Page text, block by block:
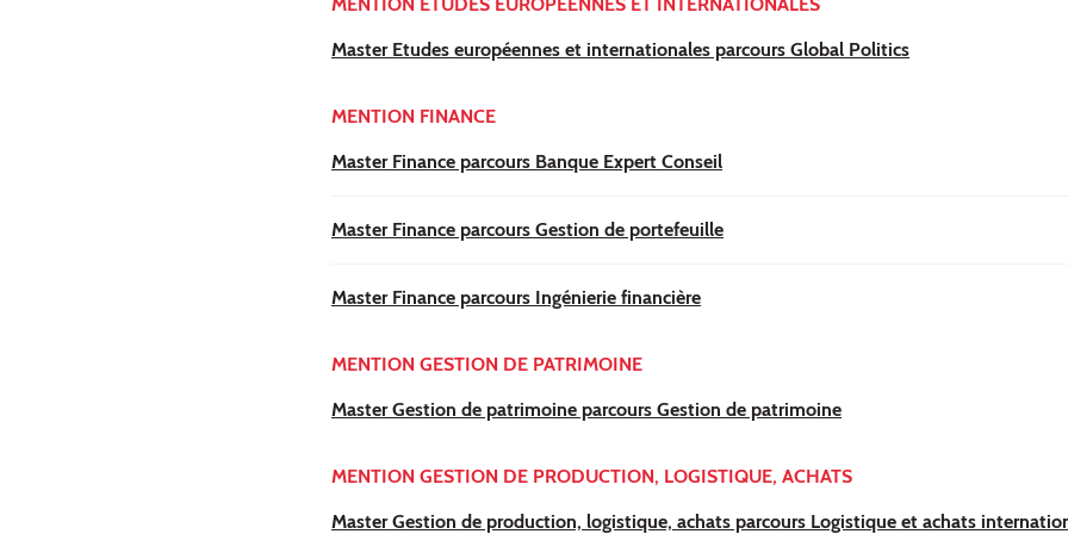
Master Etudes européennes et internationales parcours Global Politics
MENTION FINANCE
Master Finance parcours Banque Expert Conseil
Master Finance parcours Gestion de portefeuille
Master Finance parcours Ingénierie financière
MENTION GESTION DE PATRIMOINE
Master Gestion de patrimoine parcours Gestion de patrimoine
MENTION GESTION DE PRODUCTION, LOGISTIQUE, ACHATS
Master Gestion de production, logistique, achats parcours Logistique et achats